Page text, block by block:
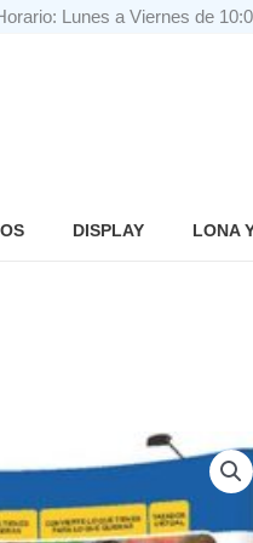
Lunes a Viernes de
DISPLAY LONA